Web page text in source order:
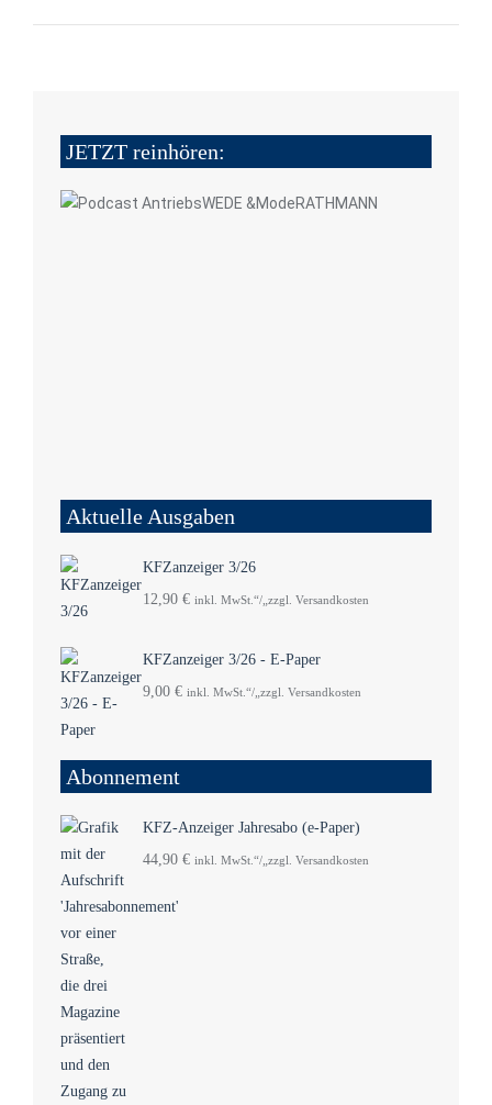
JETZT reinhören:
Aktuelle Ausgaben
KFZanzeiger 3/26
12,90 € inkl. MwSt.“/„zzgl. Versandkosten
KFZanzeiger 3/26 - E-Paper
9,00 € inkl. MwSt.“/„zzgl. Versandkosten
Abonnement
KFZ-Anzeiger Jahresabo (e-Paper)
44,90 € inkl. MwSt.“/„zzgl. Versandkosten